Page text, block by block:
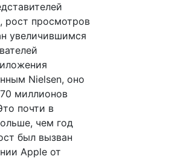
рост просмотров
увеличившимся
Nielsen, оно
миллионов
почти в
чем год
был вызван
Apple от